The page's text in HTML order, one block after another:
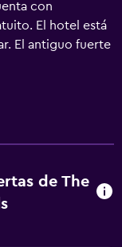
con
El hotel está
El antiguo fuerte
Rajiv
de cambio
armario, TV
de The